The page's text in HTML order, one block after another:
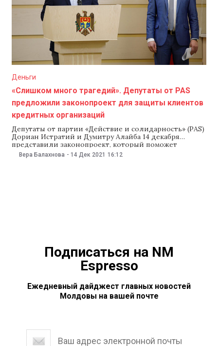
Деньги
«Слишком много трагедий». Депутаты от PAS
предложили законопроект для защиты клиентов
кредитных организаций
Депутаты от партии «Действие и солидарность» (PAS)
Дориан Истратий и Думитру Алайба 14 декабря
представили законопроект, который поможет
справиться со злоупотреблениями на рынке
кредитования, и защитить клиентов
Вера Балахнова - 14 Дек 2021 16:12
Подписаться на NM
Espresso
Ежедневный дайджест главных новостей
Молдовы на вашей почте